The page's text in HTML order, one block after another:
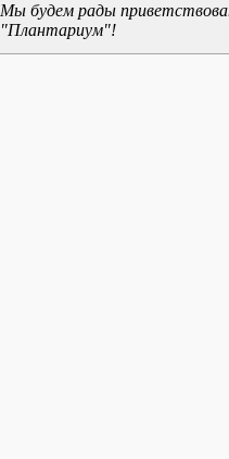
Мы будем рады
"Плантариум"!